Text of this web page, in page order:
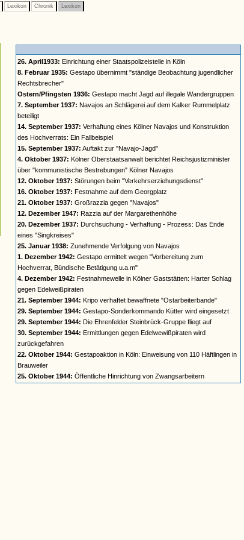
Lexikon Chronik Lexikon
26. April1933: Einrichtung einer Staatspolizeistelle in Köln
8. Februar 1935: Gestapo übernimmt "ständige Beobachtung jugendlicher
Rechtsbrecher"
Ostern/Pfingsten 1936: Gestapo macht Jagd auf illegale Wandergruppen
7. September 1937: Navajos an Schlägerei auf dem Kalker Rummelplatz
beteiligt
14. September 1937: Verhaftung eines Kölner Navajos und Konstruktion
des Hochverrats: Ein Fallbeispiel
15. September 1937: Auftakt zur "Navajo-Jagd"
4. Oktober 1937: Kölner Oberstaatsanwalt berichtet Reichsjustizminister
über "kommunistische Bestrebungen" Kölner Navajos
12. Oktober 1937: Störungen beim "Verkehrserziehungsdienst"
16. Oktober 1937: Festnahme auf dem Georgplatz
21. Oktober 1937: Großrazzia gegen "Navajos"
12. Dezember 1947: Razzia auf der Margarethenhöhe
20. Dezember 1937: Durchsuchung - Verhaftung - Prozess: Das Ende
eines "Singkreises"
25. Januar 1938: Zunehmende Verfolgung von Navajos
1. Dezember 1942: Gestapo ermittelt wegen "Vorbereitung zum
Hochverrat, Bündische Betätigung u.a.m"
4. Dezember 1942: Festnahmewelle in Kölner Gaststätten: Harter Schlag
gegen Edelweißpiraten
21. September 1944: Kripo verhaftet bewaffnete "Ostarbeiterbande"
29. September 1944: Gestapo-Sonderkommando Kütter wird eingesetzt
29. September 1944: Die Ehrenfelder Steinbrück-Gruppe fliegt auf
30. September 1944: Ermittlungen gegen Edelwewißpiraten wird
zurückgefahren
22. Oktober 1944: Gestapoaktion in Köln: Einweisung von 110 Häftlingen in
Brauweiler
25. Oktober 1944: Öffentliche Hinrichtung von Zwangsarbeitern